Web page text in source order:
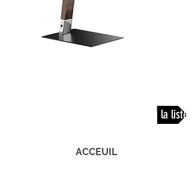
Retour à la liste
ACCEUIL